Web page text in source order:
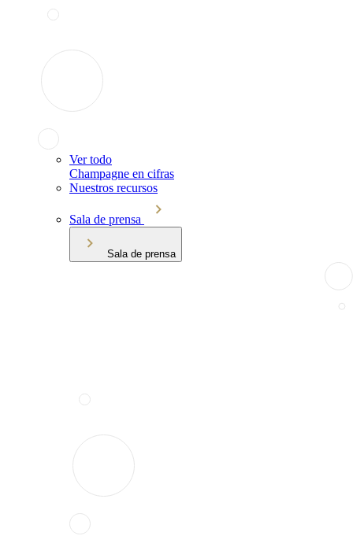
Ver todo
Champagne en cifras
Nuestros recursos
Sala de prensa
Sala de prensa